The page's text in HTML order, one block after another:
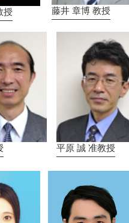
藤井 章博 教授
平原 誠 准教授